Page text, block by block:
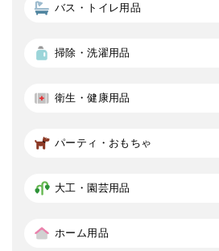
バス・トイレ用品
掃除・洗濯用品
衛生・健康用品
パーティ・おもちゃ
大工・園芸用品
ホーム用品